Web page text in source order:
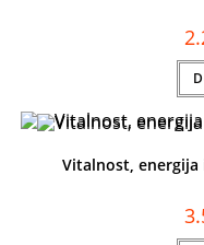
Vitalnost, energija